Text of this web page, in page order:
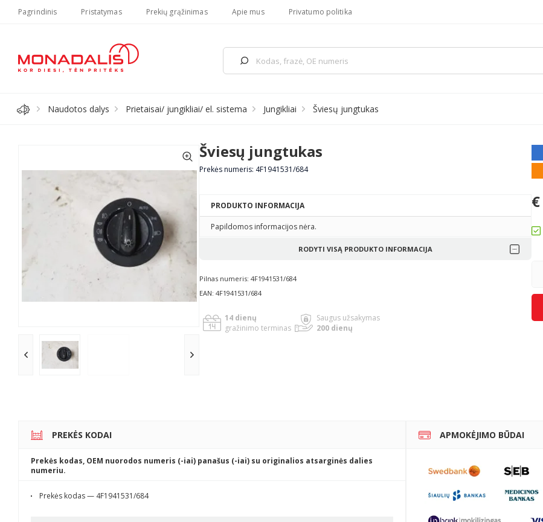
Pagrindinis Pristatymas Prekių grąžinimas Apie mus Privatumo politika
Naudotos dalys Prietaisai/ jungikliai/ el. sistema Jungikliai Šviesų jungtukas
Šviesų jungtukas
Prekės numeris: 4F1941531/684
PRODUKTO INFORMACIJA
Papildomos informacijos nėra.
RODYTI VISĄ PRODUKTO INFORMACIJA
Pilnas numeris: 4F1941531/684
EAN: 4F1941531/684
14 dienų
gražinimo terminas
Saugus užsakymas
200 dienų
€
PREKĖS KODAI
Prekės kodas, OEM nuorodos numeris (-iai) panašus (-iai) su originalios atsarginės dalies
numeriu.
Prekės kodas — 4F1941531/684
APMOKĖJIMO BŪDAI